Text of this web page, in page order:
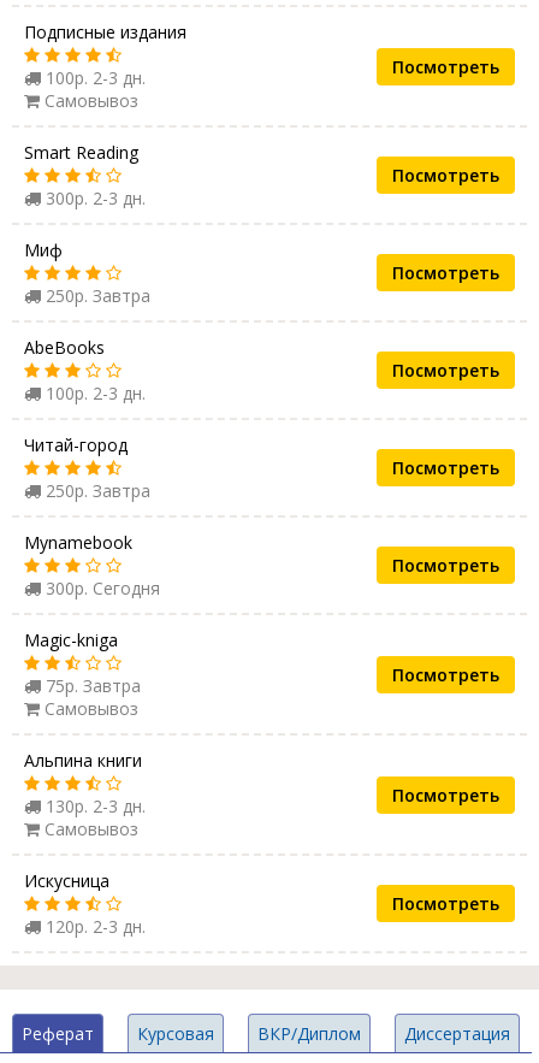
Подписные издания
100р. 2-3 дн.
Самовывоз
Посмотреть
Smart Reading
300р. 2-3 дн.
Посмотреть
Миф
250р. Завтра
Посмотреть
AbeBooks
100р. 2-3 дн.
Посмотреть
Читай-город
250р. Завтра
Посмотреть
Mynamebook
300р. Сегодня
Посмотреть
Magic-kniga
75р. Завтра
Самовывоз
Посмотреть
Альпина книги
130р. 2-3 дн.
Самовывоз
Посмотреть
Искусница
120р. 2-3 дн.
Посмотреть
Реферат Курсовая ВКР/Диплом Диссертация